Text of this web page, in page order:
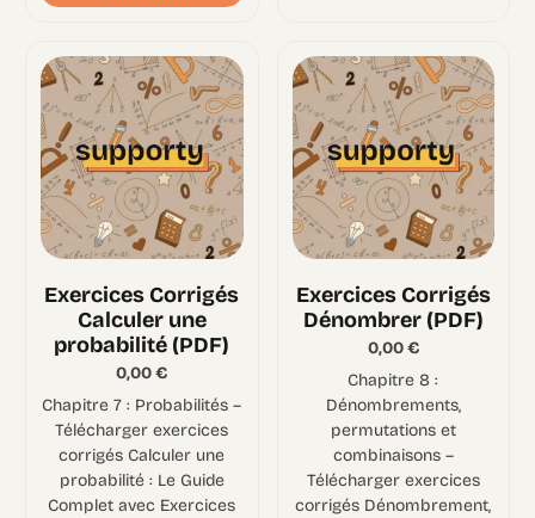
Exercices Corrigés
Calculer une
probabilité (PDF)
0,00€
Chapitre 7 : Probabilités –
Télécharger exercices
corrigés Calculer une
probabilité : Le Guide
Complet avec Exercices
Exercices Corrigés
Dénombrer (PDF)
0,00€
Chapitre 8 :
Dénombrements,
permutations et
combinaisons –
Télécharger exercices
corrigés Dénombrement,